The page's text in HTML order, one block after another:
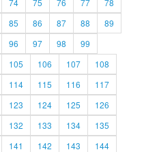
74 75 76 77
78
85 86 87 88
89
96 97 98
99
105 106 107
108
114 115 116
117
123 124 125
126
132 133 134
135
141 142 143
144